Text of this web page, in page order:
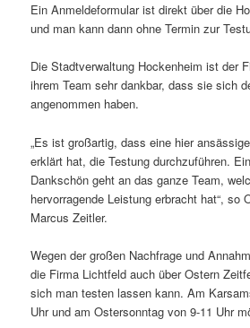
Ein Anmeldeformular ist direkt über die
und man kann dann ohne Termin zur
Die Stadtverwaltung Hockenheim ist der
ihrem Team sehr dankbar, dass sie sich
angenommen haben.
„Es ist großartig, dass eine hier
erklärt hat, die Testung durchzuführen.
Dankschön geht an das ganze Team,
hervorragende Leistung erbracht hat“, so
Marcus Zeitler.
Wegen der großen Nachfrage und
die Firma Lichtfeld auch über Ostern
sich man testen lassen kann. Am
Uhr und am Ostersonntag von 9-11 Uhr